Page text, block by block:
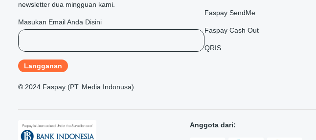
newsletter dua mingguan kami.
Masukan Email Anda Disini
©2024 Faspay (PT. Media Indonusa)
Faspay SendMe
Faspay Cash Out
QRIS
Anggota dari: